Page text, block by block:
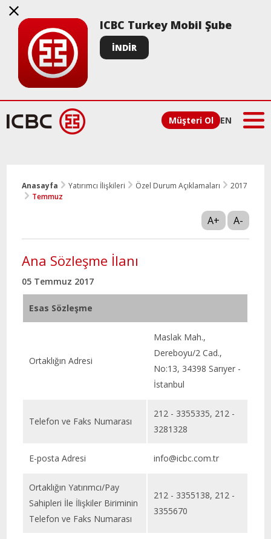
ICBC Turkey Mobil Şube
İNDİR
Müşteri Ol EN
Anasayfa Yatırımcı İlişkileri Özel Durum Açıklamaları
2017
Temmuz
A+ A-
Ana Sözleşme İlanı
05 Temmuz 2017
Esas Sözleşme
Ortaklığın Adresi
Maslak Mah.,
Dereboyu/2 Cad.,
No:13, 34398 Sarıyer -
İstanbul
Telefon ve Faks Numarası
212 - 3355335, 212 -
3281328
E-posta Adresi info@icbc.com.tr
Ortaklığın Yatırımcı/Pay
Sahipleri İle İlişkiler Biriminin
Telefon ve Faks Numarası
212 - 3355138, 212 -
3355670